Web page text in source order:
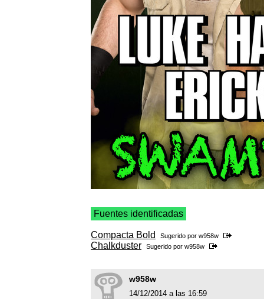
Fuentes identificadas
Compacta Bold Sugerido por w958w
Chalkduster Sugerido por w958w
w958w
14/12/2014 a las 16:59